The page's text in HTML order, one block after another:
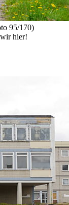
95/170)
hier!